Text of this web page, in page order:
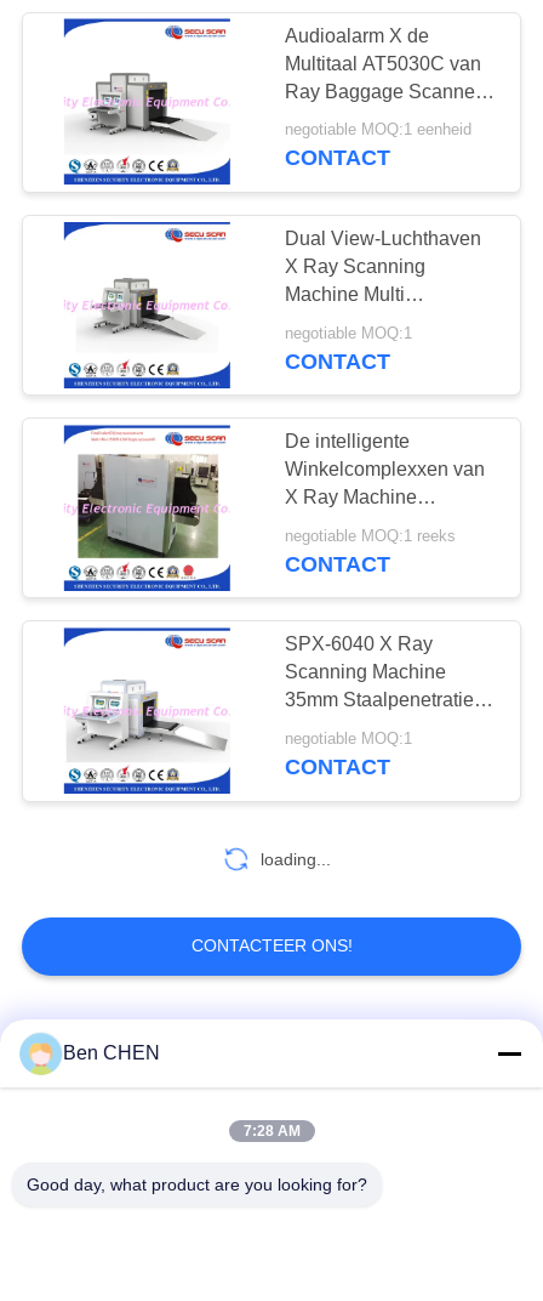
Niet Lineaire
Verbindingsdetector
5
Flessen Vloeibare
Scanner
Metaal Detector
81
Draagbare
20
Audioalarm X de
Multitaal AT5030C van
Ray Baggage Scanner
High Resolution
negotiable MOQ:1 eenheid
CONTACT
Dual View-Luchthaven
X Ray Scanning
Machine Multi
Language-Olie het
Koelen
negotiable MOQ:1
CONTACT
De intelligente
Winkelcomplexxen van
X Ray Machine
Baggage Scanner For
negotiable MOQ:1 reeks
CONTACT
SPX-6040 X Ray
Scanning Machine
35mm Staalpenetratie
met Tunnel
negotiable MOQ:1
CONTACT
loading...
CONTACTEER ONS!
populaire categorieën
Bagage en perceel
Ben CHEN
7:28 AM
Good day, what product are you looking for?